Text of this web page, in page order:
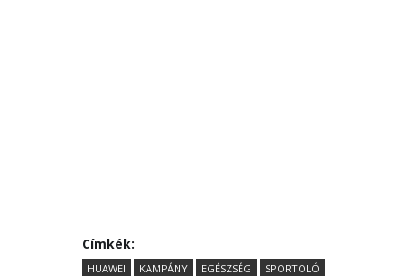
Címkék:
HUAWEI KAMPÁNY EGÉSZSÉG
SPORTOLÓ